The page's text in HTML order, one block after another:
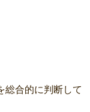
総合的に判断して